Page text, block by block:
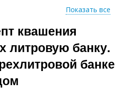
Огоньки на зиму
Показать все
квашения
литровую банку.
банке